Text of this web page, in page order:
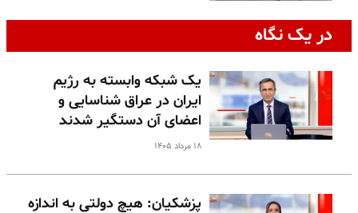
در یک نگاه
یک شبکه وابسته به رژیم
ایران در عراق شناسایی و
اعضای آن دستگیر شدند
۱۸ مرداد ۱۴۰۵
پزشکیان: هیچ دولتی به اندازه